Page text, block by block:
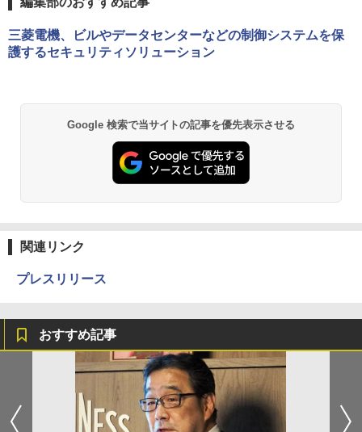
三菱電機、ビルやデータセンターなどの制御システムを保
護するセキュリティソリューション
Google 検索で当サイトの記事を優先表示させる
関連リンク
プレスリリース
おすすめ記事